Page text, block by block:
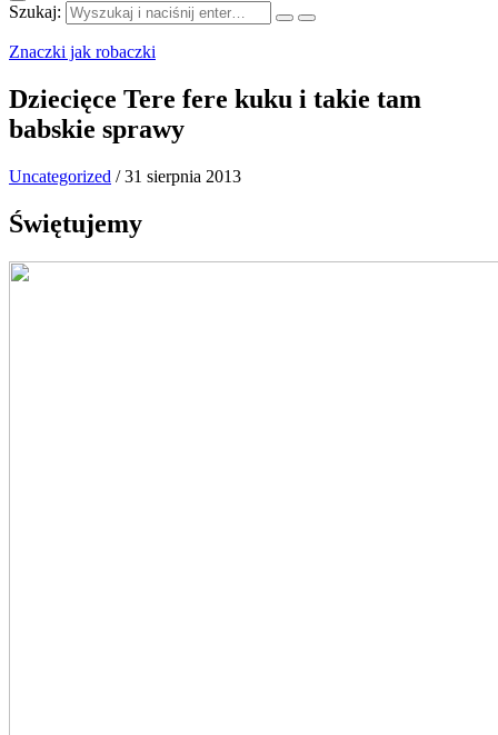
Szukaj:
Znaczki jak robaczki
Dziecięce Tere fere kuku i takie tam
babskie sprawy
Uncategorized / 31 sierpnia 2013
Świętujemy